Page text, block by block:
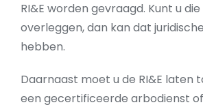
RI&E worden gevraagd. Kunt u
overleggen, dan kan dat
hebben.
Daarnaast moet u de RI&E laten
een gecertificeerde arbodienst of